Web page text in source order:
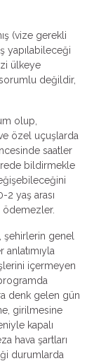
(vize gerekli
yapılabileceği
ülkeye
değildir,
olup,
özel uçuşlarda
saatler
bildirmekle
2 yaş arası
şehirlerin genel
içermeyen
denk gelen gün
girilmesine
kapalı
hava şartları
durumlarda